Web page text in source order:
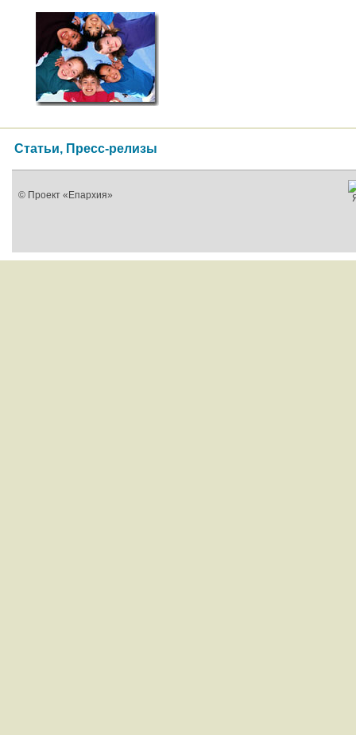
Статьи, Пресс-релизы
© Проект «Епархия»